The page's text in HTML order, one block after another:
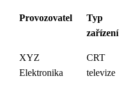
Provozovatel
Typ
zařízení
XYZ
Elektronika
CRT
televize